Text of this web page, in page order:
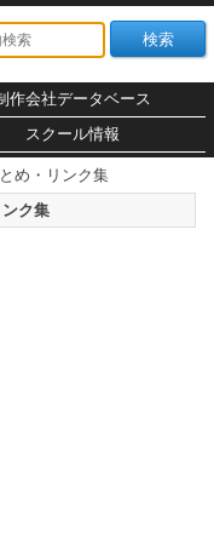
作会社データベース
スクール情報
め・リンク集
ク集